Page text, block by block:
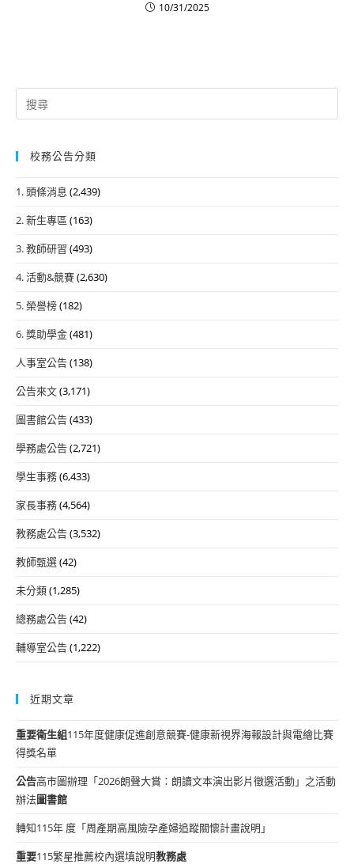
10/31/2025
Search
for:
校務公告分類
1. 頭條消息 (2,439)
2. 新生專區 (163)
3. 教師研習 (493)
4. 活動&競賽(2,630)
5. 榮譽榜(182)
6. 獎助學金(481)
人事室公告(138)
公告來文(3,171)
圖書館公告(433)
學務處公告(2,721)
學生事務(6,433)
家長事務(4,564)
教務處公告(3,532)
教師甄選(42)
未分類(1,285)
總務處公告(42)
輔導室公告(1,222)
近期文章
重要衛生組115年度健康促進創意競賽-健康新視界海報設計與電繪比賽
得獎名單
公告高市圖辦理「2026朗聲大賞：朗讀文本演出影片徵選活動」之活動
辦法圖書館
轉知115年 度「周產期高風險孕產婦追蹤關懷計畫說明」
重要115繁星推薦校內選填說明教務處